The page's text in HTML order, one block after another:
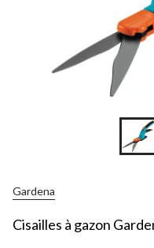
Gardena
Cisailles à gazon